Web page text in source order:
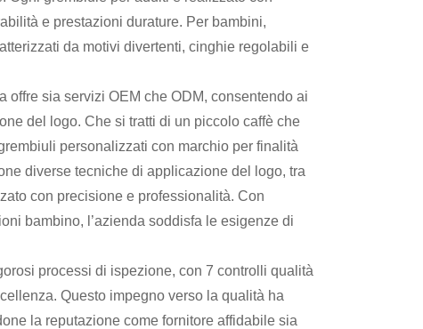
e prestazioni durature. Per bambini,
da motivi divertenti, cinghie regolabili e
sia servizi OEM che ODM, consentendo ai
del logo. Che si tratti di un piccolo caffè che
personalizzati con marchio per finalità
diverse tecniche di applicazione del logo, tra
con precisione e professionalità. Con
bambino, l’azienda soddisfa le esigenze di
processi di ispezione, con 7 controlli qualità
Questo impegno verso la qualità ha
la reputazione come fornitore affidabile sia